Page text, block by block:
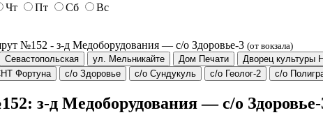
Чт Пт Сб
Вс
№152 - з-д Медоборудования — с/о Здоровье-3 (от вокзала)
Севастопольская ул. Мельникайте Дом Печати Дворец культуры
Фортуна с/о Здоровье с/о Сундукуль с/о Геолог-2 с/о
з-д Медоборудования — с/о